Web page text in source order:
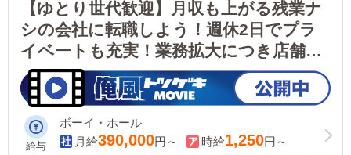
【ゆとり世代歓迎】月収も上がる残業ナ
シの会社に転職しよう！週休2日でプラ
イベートも充実！業務拡大につき店舗ス
タッフ大量募集中▶未経験・フリーター
大歓迎！
給与
ボーイ・ホール
月給390,000円～ 時給1,250円～